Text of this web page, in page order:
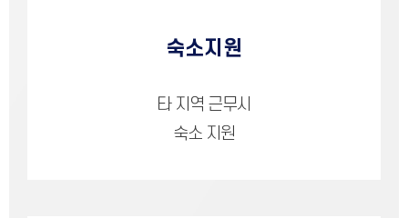
숙소지원
타 지역 근무시
숙소 지원